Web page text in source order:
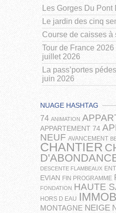
Les Gorges Du Pont
Le jardin des cinq
Course de caisses à
Tour de France
juillet 2026
La pass’portes
juin 2026
NUAGE HASHTAG
74 ANIMATION
APPARTEMENT 74
NEUF AVANCEMENT
CHANTIER
DESCENTE FLAMBEAUX
EVIAN FIN PROGRAMME
FONDATION HAUTE
HORS D EAU
MONTAGNE NEIGE